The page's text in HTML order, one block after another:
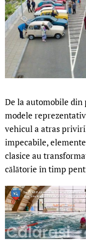
De la automobile din
modele
vehicul a atras
impecabile,
clasice au
călătorie în timp